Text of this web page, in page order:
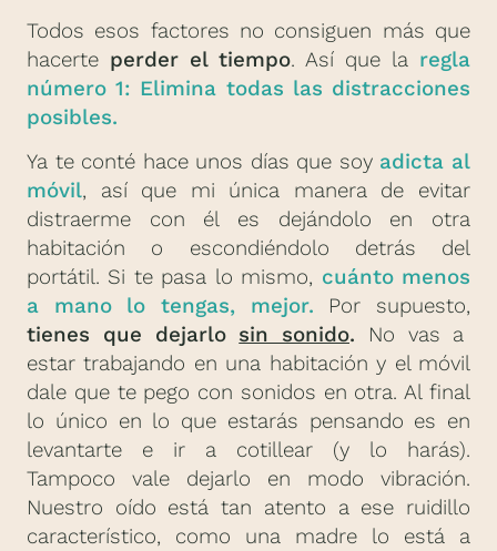
Todos esos factores no consiguen más que
hacerte perder el tiempo. Así que la regla
número 1: Elimina todas las distracciones
posibles.
Ya te conté hace unos días que soyadicta al
móvil, así que mi única manera de evitar
distraerme con él es dejándolo en otra
habitación o escondiéndolo detrás del
portátil. Si te pasa lo mismo, cuánto menos
a mano lo tengas, mejor. Por supuesto,
tienes que dejarlo sin sonido. No vas a
estar trabajando en una habitación y el móvil
dale que te pego con sonidos en otra. Al final
lo único en lo que estarás pensando es en
levantarte e ir a cotillear (y lo harás).
Tampoco vale dejarlo en modo vibración.
Nuestro oído está tan atento a ese ruidillo
característico, como una madre lo está a